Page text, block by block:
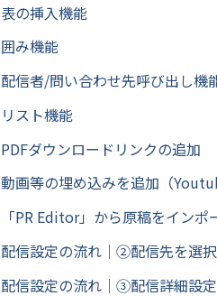
表の挿入機能
囲み機能
配信者/問い合わせ先呼び出し機
リスト機能
PDFダウンロードリンクの追加
動画等の埋め込みを追加（
「PR Editor」から原稿をインポ
配信設定の流れ｜②配信先を選択
配信設定の流れ｜③配信詳細設定